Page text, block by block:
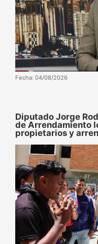
Fecha: 04/08/2026
Diputado Jorge
de Arrendamiento
propietarios y